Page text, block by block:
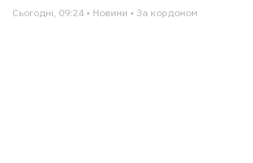
Сьогодні, 09:24 • Новини • За кордоном